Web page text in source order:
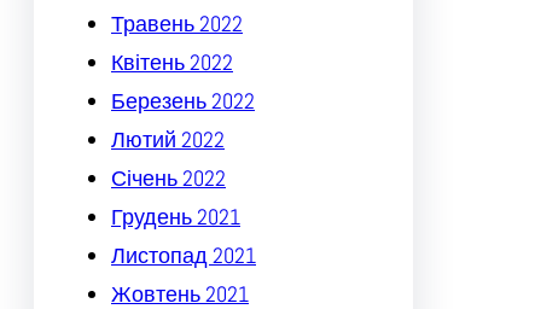
Травень 2022
Квітень 2022
Березень 2022
Лютий 2022
Січень 2022
Грудень 2021
Листопад 2021
Жовтень 2021